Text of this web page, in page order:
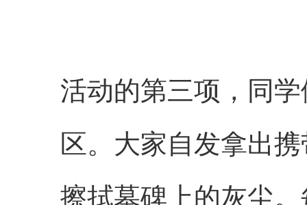
活动的第三项，同
区。大家自发拿出
擦拭墓碑上的灰尘